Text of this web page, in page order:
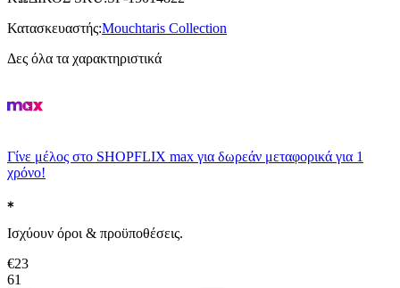
Κατασκευαστής:Mouchtaris Collection
Δες όλα τα χαρακτηριστικά
Γίνε μέλος στο SHOPFLIX max για δωρεάν μεταφορικά για 1
χρόνο!
Ισχύουν όροι & προϋποθέσεις.
€23
61